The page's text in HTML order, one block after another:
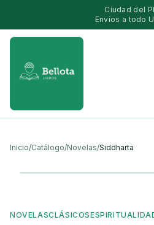
Ciudad del
Envíos a todo
Inicio/Catálogo/Novelas/Siddharta
NOVELASCLÁSICOS